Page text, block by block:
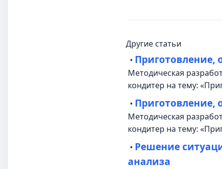
Другие статьи
• Приготовление,
Методическая
кондитер на тему:
• Приготовление,
Методическая
кондитер на тему:
• Решение
анализа